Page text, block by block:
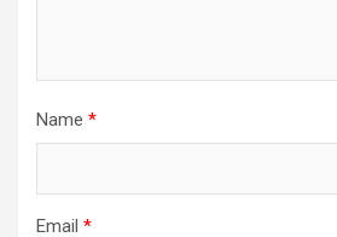
Name *
Email *